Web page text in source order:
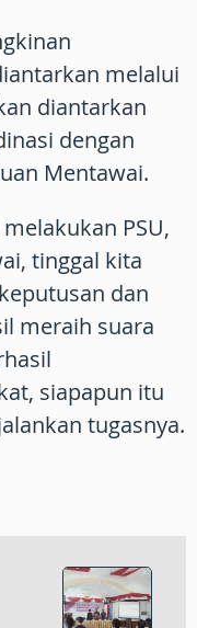
melalui
diantarkan
dengan
Mentawai.
PSU,
tinggal kita
dan
meraih suara
siapapun itu
tugasnya.